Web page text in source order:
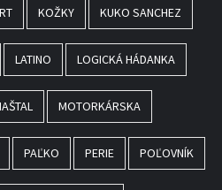
KOŽKY KUKO SANCHEZ
LATINO LOGICKÁ HÁDANKA
MOTORKÁRSKA
PAĽKO PERIE POĽOVNÍK